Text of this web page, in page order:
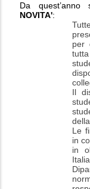
Da quest’anno
NOVITA':
per
Il
Le
in
in